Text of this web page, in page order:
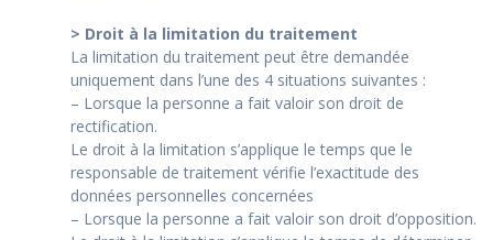
> Droit à la limitation du traitement
La limitation du traitement peut être demandée
uniquement dans l’une des 4 situations suivantes :
– Lorsque la personne a fait valoir son droit de
rectification.
Le droit à la limitation s’applique le temps que le
responsable de traitement vérifie l’exactitude des
données personnelles concernées
– Lorsque la personne a fait valoir son droit d’opposition.